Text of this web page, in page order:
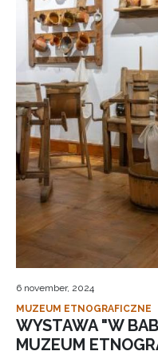
6 november, 2024
MUZEUM ETNOGRAFICZNE
WYSTAWA "W
MUZEUM